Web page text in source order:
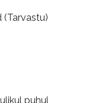
(Tarvastu)
puhul